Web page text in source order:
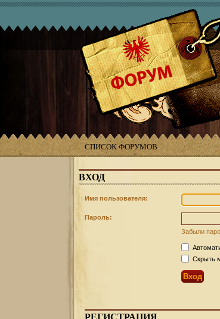
СПИСОК ФОРУМОВ
ВХОД
Имя пользователя:
Пароль:
Забыли
Скрыть
РЕГИСТРАЦИЯ